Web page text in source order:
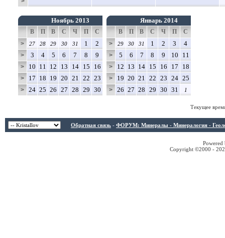
Ноябрь 2013
В П В С Ч П
С
>
27 28 29 30 31 1 2
> 3 4 5 6 7 8 9
> 10 11 12 13 14 15 16
> 17 18 19 20 21 22 23
> 24 25 26 27 28 29 30
Январь 2014
В П В С Ч П
С
>
29 30 31 1 2 3 4
> 5 6 7 8 9 10 11
> 12 13 14 15 16 17 18
> 19 20 21 22 23 24 25
> 26 27 28 29 30 31 1
Текущее
Обратная связь - ФОРУМ: Минералы - Минералогия -
Copyright ©2000 -